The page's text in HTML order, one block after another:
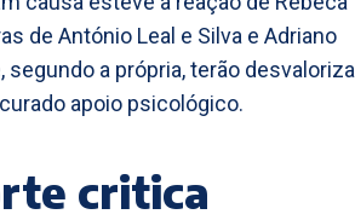
de António Leal e Silva e Adriano
segundo a própria, terão
apoio psicológico.
critica